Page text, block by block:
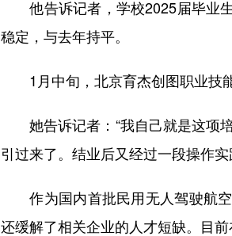
他告诉记者，学校2025届毕业生
稳定，与去年持平。
1月中旬，北京育杰创图职业技能
她告诉记者：“我自己就是这项培
引过来了。结业后又经过一段操作
作为国内首批民用无人驾驶航空
还缓解了相关企业的人才短缺。目